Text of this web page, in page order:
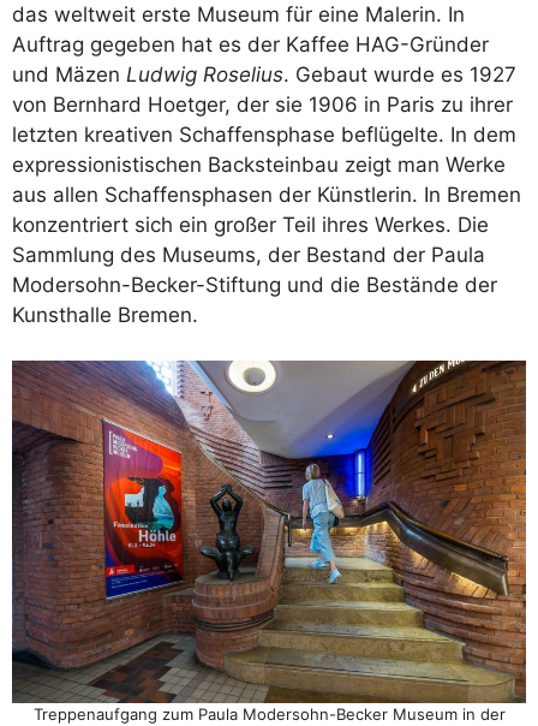
das weltweit erste Museum für eine Malerin. In
Auftrag gegeben hat es der Kaffee HAG-Gründer
und Mäzen Ludwig Roselius. Gebaut wurde es 1927
von Bernhard Hoetger, der sie 1906 in Paris zu ihrer
letzten kreativen Schaffensphase beflügelte. In dem
expressionistischen Backsteinbau zeigt man Werke
aus allen Schaffensphasen der Künstlerin. In Bremen
konzentriert sich ein großer Teil ihres Werkes. Die
Sammlung des Museums, der Bestand der Paula
Modersohn-Becker-Stiftung und die Bestände der
Kunsthalle Bremen.
Treppenaufgang zum Paula Modersohn-Becker Museum in der